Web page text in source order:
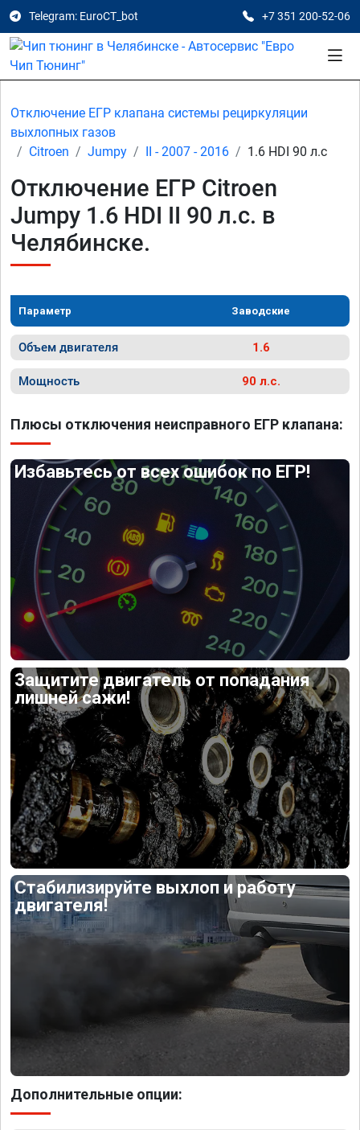
Telegram: EuroCT_bot +7 351 200-52-06
Отключение ЕГР клапана системы рециркуляции
выхлопных газов
Citroen
Jumpy II - 2007 - 2016 1.6 HDI 90 л.с
Отключение ЕГР Citroen
Jumpy 1.6 HDI II 90 л.с. в
Челябинске.
Параметр Заводские
Объем двигателя 1.6
Мощность 90 л.с.
Плюсы отключения неисправного ЕГР клапана:
Избавьтесь от всех ошибок по ЕГР!
Защитите двигатель от попадания
лишней сажи!
Стабилизируйте выхлоп и работу
двигателя!
Дополнительные опции: